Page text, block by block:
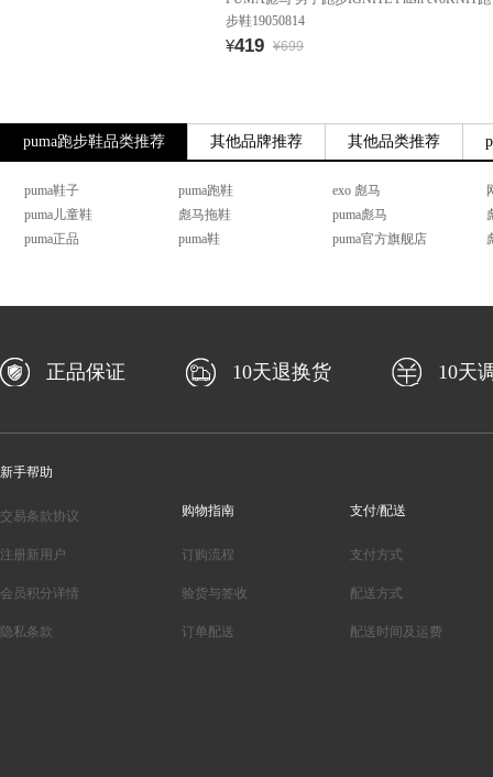
步鞋19050814
¥419 ¥699
puma跑步鞋品类推荐 其他品牌推荐 其他品类推荐
puma鞋子 puma跑鞋 exo 彪马
puma儿童鞋
彪马拖鞋 puma彪马
puma正品
puma鞋 puma官方旗舰店
正品保证 10天退换货 10天
新手帮助
交易条款协议
注册新用户
会员积分详情
隐私条款
购物指南
订购流程
验货与签收
订单配送
支付/配送
支付方式
配送方式
配送时间及运费